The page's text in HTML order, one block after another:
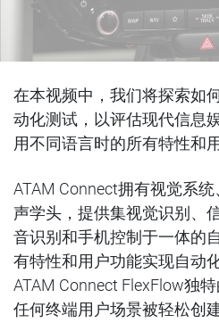
在本视频中，我们将探索如
动化测试，以评估现代信息
用不同语言时的所有特性和
ATAM Connect拥有视觉系
声学头，提供集视觉识别、
音识别和手机控制于一体的
有特性和用户功能实现自动
ATAM Connect FlexFlow独
任何终端用户场景被轻松创